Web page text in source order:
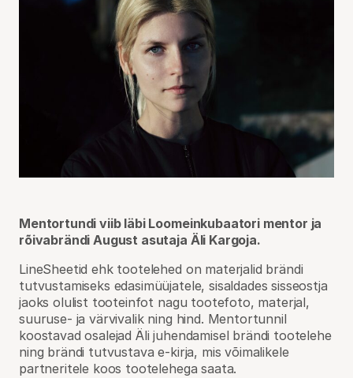
Mentortundi viib läbi Loomeinkubaatori mentor ja
rõivabrändi August asutaja Äli Kargoja.
LineSheetid ehk tootelehed on materjalid brändi
tutvustamiseks edasimüüjatele, sisaldades sisseostja
jaoks olulist tooteinfot nagu tootefoto, materjal,
suuruse- ja värvivalik ning hind. Mentortunnil
koostavad osalejad Äli juhendamisel brändi tootelehe
ning brändi tutvustava e-kirja, mis võimalikele
partneritele koos tootelehega saata.